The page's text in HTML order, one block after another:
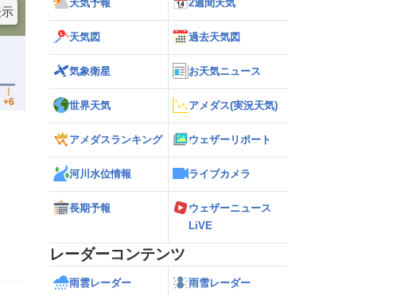
天気予報 2週間天気
天気図 過去天気図
気象衛星 お天気ニュース
世界天気 アメダス(実況天気)
アメダスランキング ウェザーリポート
河川水位情報 ライブカメラ
長期予報
ウェザーニュース
LiVE
レーダーコンテンツ
雨雲レーダー 雨雪レーダー